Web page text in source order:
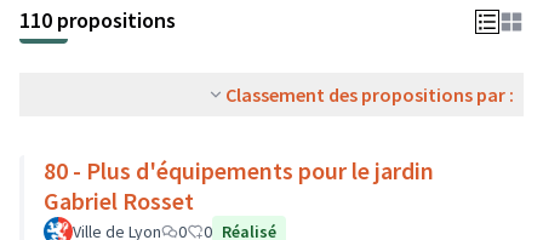
110 propositions
Classement des propositions par :
80 - Plus d'équipements pour le jardin
Gabriel Rosset
Ville de Lyon 0 0 Réalisé